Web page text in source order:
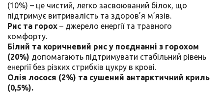
(10%) – це чистий, легко засвоюваний білок, що
підтримує витривалість та здоров’я м’язів.
Рис та горох – джерело енергії та травного
комфорту.
Білий та коричневий рис у поєднанні з горохом
(20%) допомагають підтримувати стабільний рівень
енергії без різких стрибків цукру в крові.
Олія лосося (2%) та сушений антарктичний криль
(0,5%).